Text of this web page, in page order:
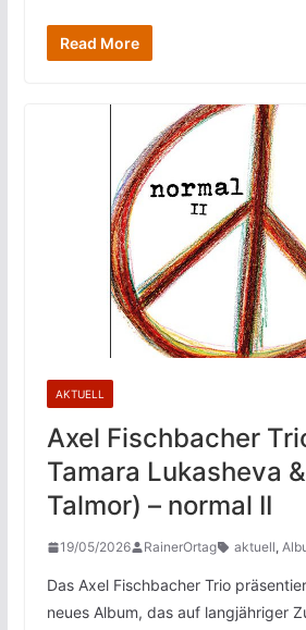
Read More
AKTUELL
Axel Fischbacher
Tamara Lukasheva
Talmor) – normal II
19/05/2026 RainerOrtag aktuell,
Das Axel Fischbacher Trio
neues Album, das auf langjähriger